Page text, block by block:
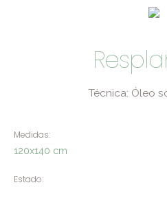
Técnica: Óleo
Medidas:
120x140 cm
Estado: